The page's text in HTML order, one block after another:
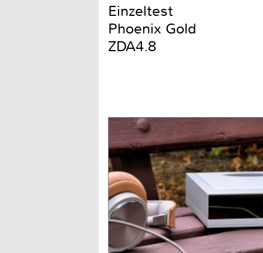
Einzeltest
Phoenix Gold
ZDA4.8